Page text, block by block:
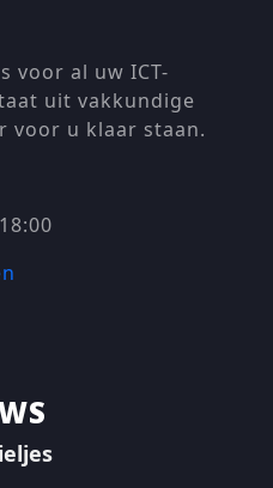
voor al uw ICT-
uit vakkundige
voor u klaar staan.